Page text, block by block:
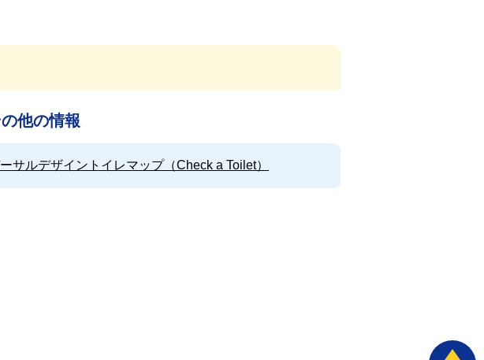
他の情報
サルデザイントイレマップ（Check a Toilet）